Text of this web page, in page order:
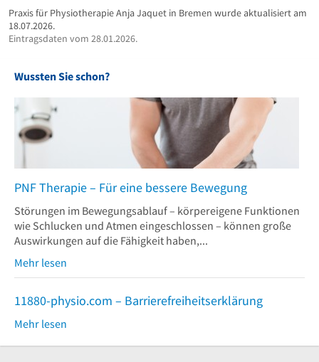
Praxis für Physiotherapie Anja Jaquet in Bremen wurde aktualisiert am
18.07.2026.
Eintragsdaten vom 28.01.2026.
Wussten Sie schon?
PNF Therapie – Für eine bessere Bewegung
Störungen im Bewegungsablauf – körpereigene Funktionen
wie Schlucken und Atmen eingeschlossen – können große
Auswirkungen auf die Fähigkeit haben,...
Mehr lesen
11880-physio.com – Barrierefreiheitserklärung
Mehr lesen